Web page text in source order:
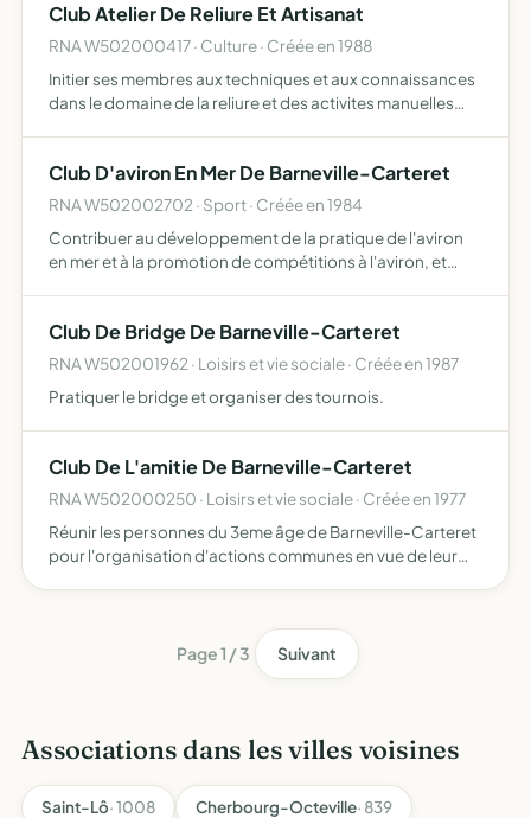
Club Atelier De Reliure Et Artisanat
RNA W502000417 · Culture · Créée en 1988
Initier ses membres aux techniques et aux connaissances
dans le domaine de la reliure et des activites manuelles
Club D'aviron En Mer De Barneville-Carteret
RNA W502002702 · Sport · Créée en 1984
Contribuer au développement de la pratique de l'aviron
en mer et à la promotion de compétitions à l'aviron, et
considération…
Club De Bridge De Barneville-Carteret
RNA W502001962 · Loisirs et vie sociale · Créée en 1987
Pratiquer le bridge et organiser des tournois.
Club De L'amitie De Barneville-Carteret
RNA W502000250 · Loisirs et vie sociale · Créée en 1977
Réunir les personnes du 3eme âge de Barneville-Carteret
pour l'organisation d'actions communes en vue de leur
Page 1 / 3 Suivant
Associations dans les villes voisines
Saint-Lô· 1008 Cherbourg-Octeville· 839